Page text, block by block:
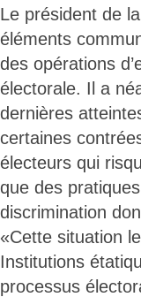
Le président de
éléments
des opérations
électorale. Il a
dernières
certaines
électeurs qui
que des
discrimination
«Cette situation
Institutions
processus